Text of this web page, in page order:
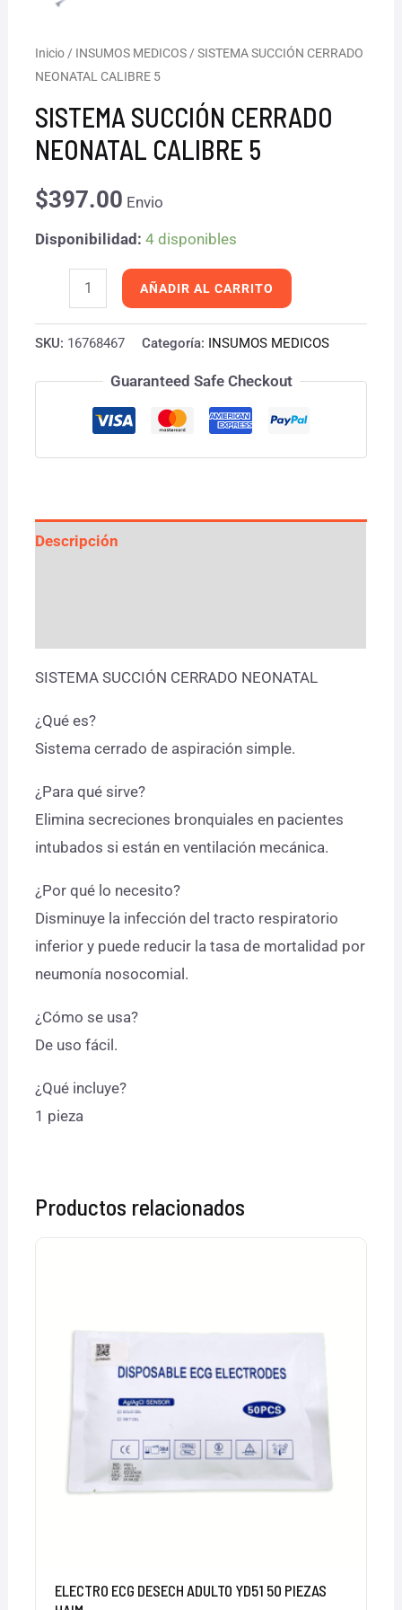
Inicio / INSUMOS MEDICOS / SISTEMA SUCCIÓN CERRADO
NEONATAL CALIBRE 5
SISTEMA SUCCIÓN CERRADO
NEONATAL CALIBRE 5
$397.00 Envio
Disponibilidad: 4 disponibles
SISTEMA
SUCCIÓN
CERRADO
NEONATAL
CALIBRE
5
AÑADIR AL CARRITO
SKU: 16768467 Categoría: INSUMOS MEDICOS
Guaranteed Safe Checkout
Descripción
SISTEMA SUCCIÓN CERRADO NEONATAL
¿Qué es?
Sistema cerrado de aspiración simple.
¿Para qué sirve?
Elimina secreciones bronquiales en pacientes
intubados si están en ventilación mecánica.
¿Por qué lo necesito?
Disminuye la infección del tracto respiratorio
inferior y puede reducir la tasa de mortalidad por
neumonía nosocomial.
¿Cómo se usa?
De uso fácil.
¿Qué incluye?
1 pieza
Productos relacionados
ELECTRO ECG DESECH ADULTO YD51 50 PIEZAS